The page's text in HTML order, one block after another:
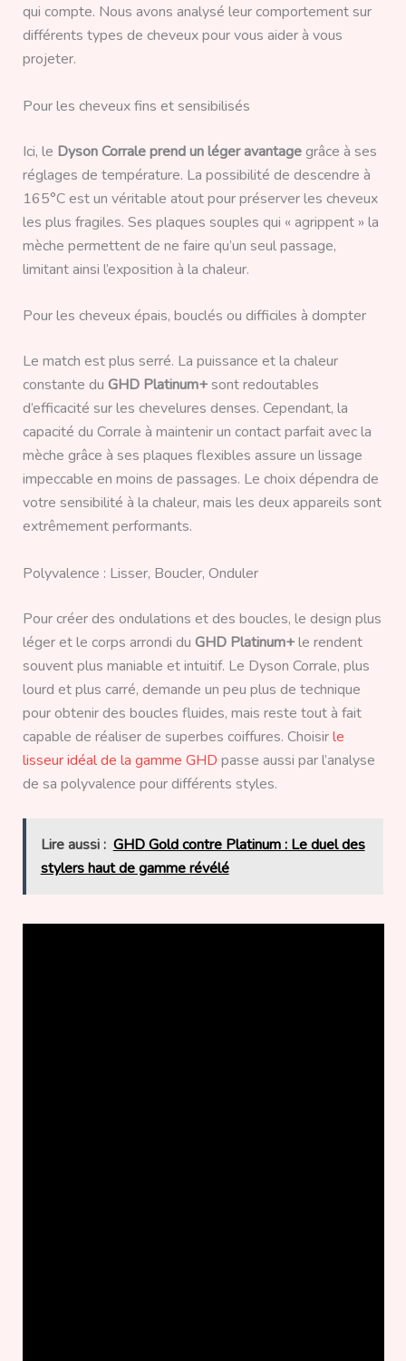
qui compte. Nous avons analysé leur comportement sur
différents types de cheveux pour vous aider à vous
projeter.
Pour les cheveux fins et sensibilisés
Ici, le Dyson Corrale prend un léger avantagegrâce à ses
réglages de température. La possibilité de descendre à
165°C est un véritable atout pour préserver les cheveux
les plus fragiles. Ses plaques souples qui « agrippent » la
mèche permettent de ne faire qu’un seul passage,
limitant ainsi l’exposition à la chaleur.
Pour les cheveux épais, bouclés ou difficiles à dompter
Le match est plus serré. La puissance et la chaleur
constante du GHD Platinum+sont redoutables
d’efficacité sur les chevelures denses. Cependant, la
capacité du Corrale à maintenir un contact parfait avec la
mèche grâce à ses plaques flexibles assure un lissage
impeccable en moins de passages. Le choix dépendra de
votre sensibilité à la chaleur, mais les deux appareils sont
extrêmement performants.
Polyvalence : Lisser, Boucler, Onduler
Pour créer des ondulations et des boucles, le design plus
léger et le corps arrondi du GHD Platinum+le rendent
souvent plus maniable et intuitif. Le Dyson Corrale, plus
lourd et plus carré, demande un peu plus de technique
pour obtenir des boucles fluides, mais reste tout à fait
capable de réaliser de superbes coiffures. Choisirle
lisseur idéal de la gamme GHD passe aussi par l’analyse
de sa polyvalence pour différents styles.
Lire aussi : GHD Gold contre Platinum : Le duel des
stylers haut de gamme révélé